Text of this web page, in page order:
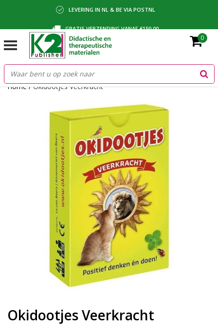
LEVERING IN NL & BE VIA POSTNL
GRATIS VERZENDING VANAF €150,00
BETALING VIA IDEAL, BANCONTACT OF FACTUUR
0
Home/Okidootjes Veerkracht
Okidootjes Veerkracht